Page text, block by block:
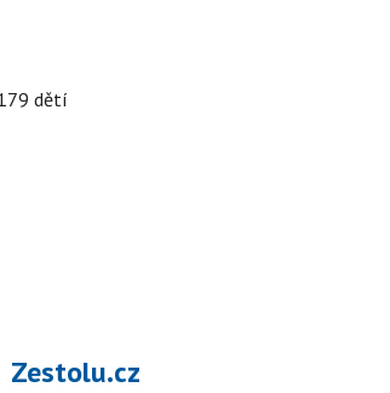
dětí
Zestolu.cz